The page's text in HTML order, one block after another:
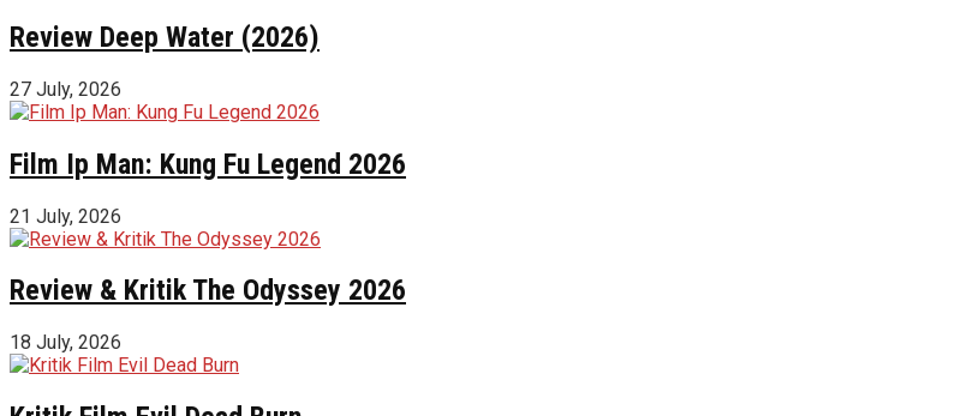
Review Deep Water (2026)
27 July, 2026
Film Ip Man: Kung Fu Legend 2026
21 July, 2026
Review & Kritik The Odyssey 2026
18 July, 2026